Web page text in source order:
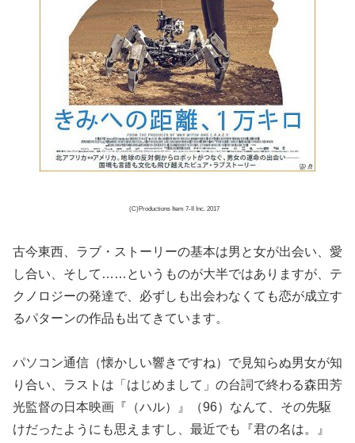
(C)Productions Item 7-II Inc. 2017
古今東西、ラブ・ストーリーの基本は男と女が出会い、愛
し合い、そして……というものが大半ではありますが、テ
クノロジーの発達で、必ずしも出会わなくても恋が成立す
るパターンの作品も出てきています。
パソコン通信（懐かしい響きですね）で見知らぬ男女が知
り合い、ラストは「はじめまして」の台詞で終わる森田芳
光監督の日本映画『（ハル）』（96）なんて、その先駆
けだったようにも思えますし、最近でも『君の名は。』